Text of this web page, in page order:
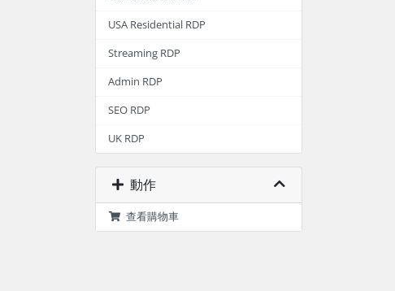
USA Residential RDP
Streaming RDP
Admin RDP
SEO RDP
UK RDP
動作
查看購物車